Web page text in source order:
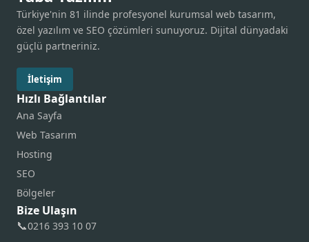
Türkiye'nin 81 ilinde profesyonel kurumsal web tasarım,
özel yazılım ve SEO çözümleri sunuyoruz. Dijital dünyadaki
güçlü partneriniz.
İletişim
Hızlı Bağlantılar
Ana Sayfa
Web Tasarım
Hosting
SEO
Bölgeler
Bize Ulaşın
📞0216 393 10 07